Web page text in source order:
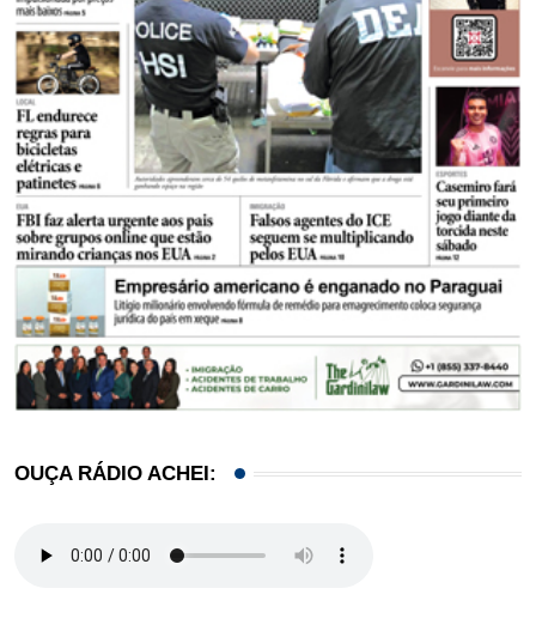
OUÇA RÁDIO ACHEI: